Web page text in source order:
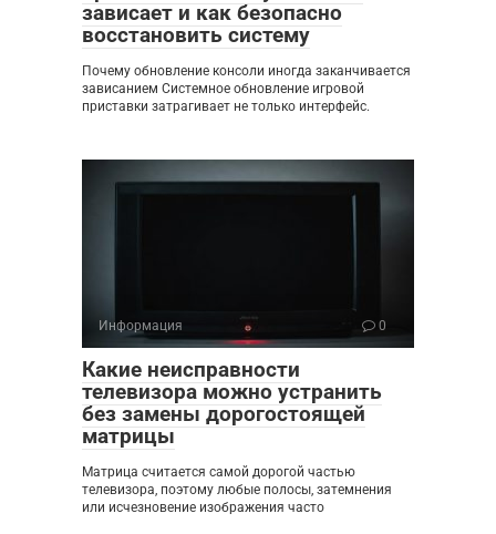
зависает и как безопасно
восстановить систему
Почему обновление консоли иногда заканчивается
зависанием Системное обновление игровой
приставки затрагивает не только интерфейс.
Информация 0
Какие неисправности
телевизора можно устранить
без замены дорогостоящей
матрицы
Матрица считается самой дорогой частью
телевизора, поэтому любые полосы, затемнения
или исчезновение изображения часто